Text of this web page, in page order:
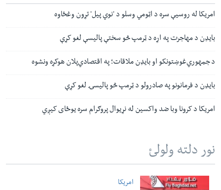
امریکا له روسیې سره د اټومي وسلو د 'نوي پیل' تړون وغځاوه
بایډن د مهاجرت په اړه د ټرمپ څو سختې پالیسې لغو کړې
د جمهوري‌غوښتونکو او بایډن ملاقات؛ په اقتصادي‌پلان هوکړه ونشوه
بایډن د فرمانونو په صادرولو د ټرمپ څو پالیسۍ لغو کړې
امریکا د کرونا وبا ضد واکسین له نړیوال پروګرام سره یوځای کیږي
نور دلته ولولئ
امریکا